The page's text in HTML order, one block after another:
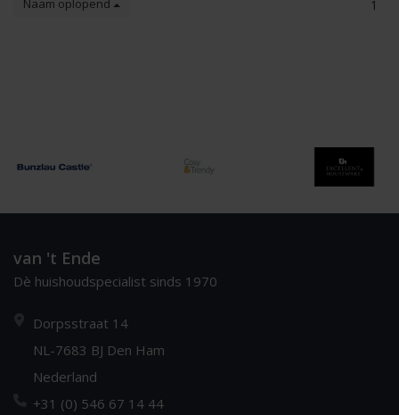
Naam oplopend 1
van 't Ende
Dè huishoudspecialist sinds 1970
Dorpsstraat 14
NL-7683 BJ Den Ham
Nederland
+31 (0) 546 67 14 44